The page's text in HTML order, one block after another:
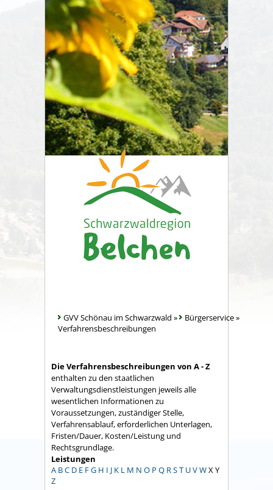
GVV Schönau im Schwarzwald » Bürgerservice»
Verfahrensbeschreibungen
Die Verfahrensbeschreibungen von A - Z
enthalten zu den staatlichen
Verwaltungsdienstleistungen jeweils alle
wesentlichen Informationen zu
Voraussetzungen, zuständiger Stelle,
Verfahrensablauf, erforderlichen Unterlagen,
Fristen/Dauer, Kosten/Leistung und
Rechtsgrundlage.
Leistungen
A BC D E FG H I J K L M N O P Q RST UVWX Y
Z